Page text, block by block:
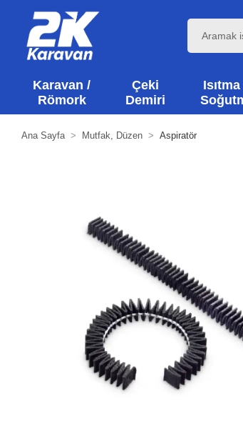
Karavan /
Römork
Çeki
Demiri
Ana Sayfa Mutfak, Düzen Aspiratör